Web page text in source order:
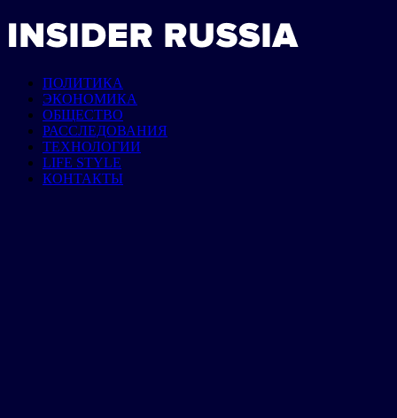
ПОЛИТИКА
ЭКОНОМИКА
ОБЩЕСТВО
РАССЛЕДОВАНИЯ
ТЕХНОЛОГИИ
LIFE STYLE
КОНТАКТЫ